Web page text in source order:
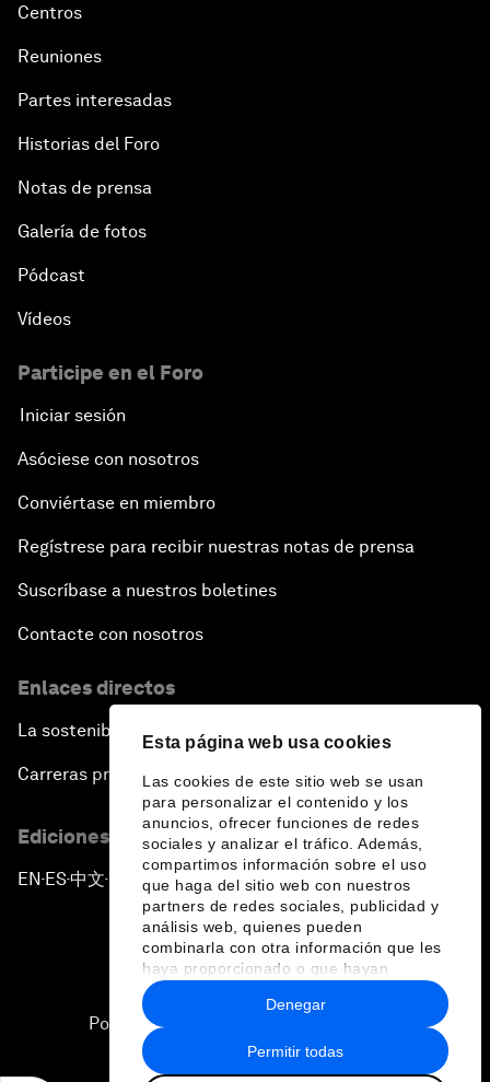
Esta página web usa cookies
Las cookies de este sitio web se usan
para personalizar el contenido y los
anuncios, ofrecer funciones de redes
sociales y analizar el tráfico. Además,
compartimos información sobre el uso
que haga del sitio web con nuestros
partners de redes sociales, publicidad y
análisis web, quienes pueden
combinarla con otra información que les
haya proporcionado o que hayan
recopilado a partir del uso que haya
hecho de sus servicios.
Permitir todas
Denegar
Centros
Reuniones
Partes interesadas
Historias del Foro
Notas de prensa
Galería de fotos
Pódcast
Vídeos
Participe en el Foro
Iniciar sesión
Asóciese con nosotros
Conviértase en miembro
Regístrese para recibir nuestras notas de prensa
Suscríbase a nuestros boletines
Contacte con nosotros
Enlaces directos
La sostenibilidad en el Foro
Carreras profesionales
Ediciones en otros idiomas
EN ▪ES▪中文▪ 日本語
Política de privacidad y normas de uso
Sitemap